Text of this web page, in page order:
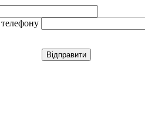
Відправити